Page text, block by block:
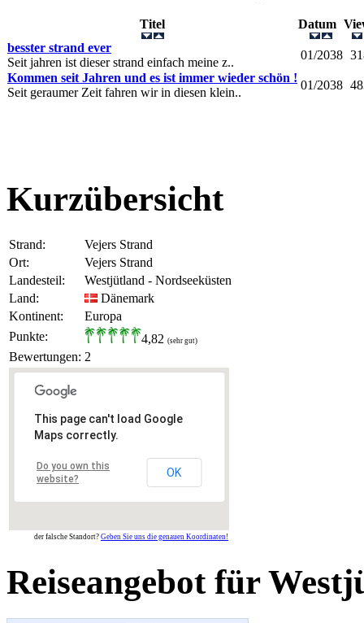
Titel Datum
besster strand ever
Seit jahren ist dieser strand einfach meine z..
01/2038
Kommen seit Jahren und es ist immer wieder schön !
Seit geraumer Zeit fahren wir in diesen klein..
01/2038
Kurzübersicht
Strand:
Vejers Strand
Ort:
Vejers Strand
Landesteil:
Westjütland - Nordseeküsten
Land:
Dänemark
Kontinent:
Europa
Punkte:
4,82 (sehr gut)
Bewertungen: 2
This page can't load Google
Maps correctly.
Do you own this
website?
OK
der falsche Standort? Geben Sie uns die genauen Koordinaten!
Reiseangebot für